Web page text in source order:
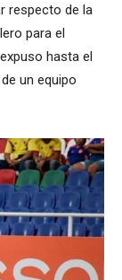
respecto de la
para el
hasta el
un equipo